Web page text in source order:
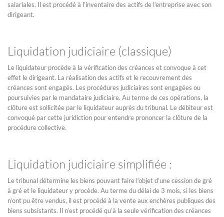
salariales. Il est procédé à l’inventaire des actifs de l’entreprise avec son
dirigeant.
Liquidation judiciaire (classique)
Le liquidateur procède à la vérification des créances et convoque à cet
effet le dirigeant. La réalisation des actifs et le recouvrement des
créances sont engagés. Les procédures judiciaires sont engagées ou
poursuivies par le mandataire judiciaire. Au terme de ces opérations, la
clôture est sollicitée par le liquidateur auprès du tribunal. Le débiteur est
convoqué par cette juridiction pour entendre prononcer la clôture de la
procédure collective.
Liquidation judiciaire simplifiée :
Le tribunal détermine les biens pouvant faire l’objet d’une cession de gré
à gré et le liquidateur y procède. Au terme du délai de 3 mois, si les biens
n’ont pu être vendus, il est procédé à la vente aux enchères publiques des
biens subsistants. Il n’est procédé qu’à la seule vérification des créances